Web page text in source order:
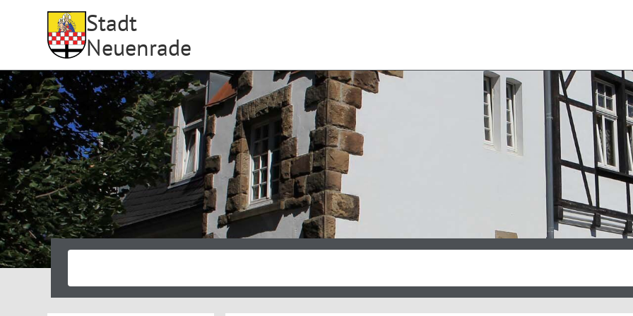
Stadt
Neuenrade